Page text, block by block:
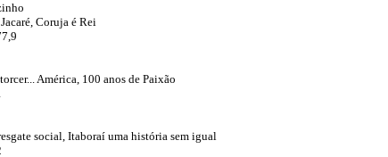
Coruja é Rei
América, 100 anos de Paixão
social, Itaboraí uma história sem igual